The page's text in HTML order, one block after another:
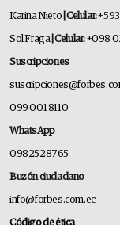
Karina Nieto | Celular:
Sol Fraga| Celular:+098
Suscripciones
099 001 8110
WhatsApp
0982528765
Buzón ciudadano
info@forbes.com.ec
Código de ética